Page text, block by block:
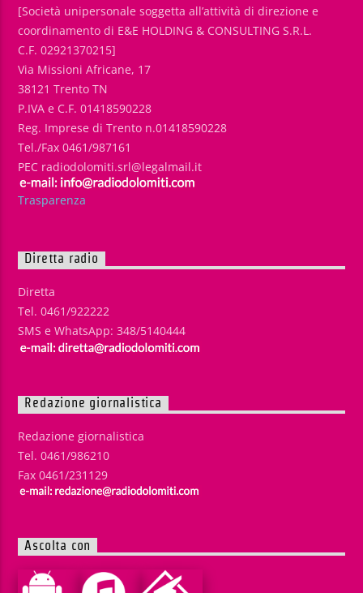
[Società unipersonale soggetta all’attività di direzione e
coordinamento di E&E HOLDING & CONSULTING S.R.L.
C.F. 02921370215]
Via Missioni Africane, 17
38121 Trento TN
P.IVA e C.F. 01418590228
Reg. Imprese di Trento n.01418590228
Tel./Fax 0461/987161
PEC radiodolomiti.srl@legalmail.it
Trasparenza
Diretta radio
Diretta
Tel. 0461/922222
SMS e WhatsApp: 348/5140444
Redazione giornalistica
Redazione giornalistica
Tel. 0461/986210
Fax 0461/231129
Ascolta con